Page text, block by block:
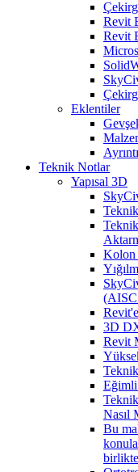
Revit
Revit
Eklentiler
Teknik Notlar
Yapısal 3D
Kolon
3D
Revit
Eğimli
Nasıl
Bu